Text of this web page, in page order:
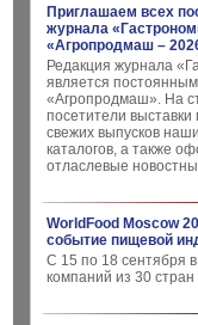
Приглашаем всех
журнала
«Агропродмаш –
Редакция журнала
является
«Агропродмаш». На
посетители выставки
свежих выпусков
каталогов, а также
отласлевые
WorldFood Moscow
событие пищевой
С 15 по 18 сентября
компаний из 30